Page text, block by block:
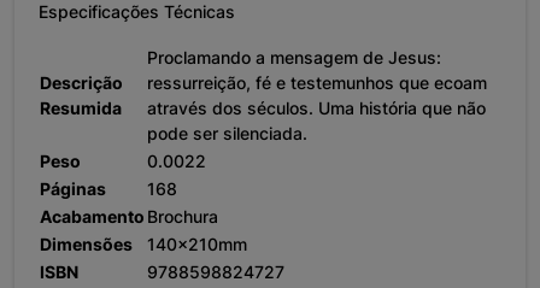
Especificações Técnicas
Descrição
Resumida
Proclamando a mensagem de Jesus:
ressurreição, fé e testemunhos que ecoam
através dos séculos. Uma história que não
pode ser silenciada.
Peso
0.0022
Páginas
168
Acabamento Brochura
Dimensões
140x210mm
ISBN
9788598824727